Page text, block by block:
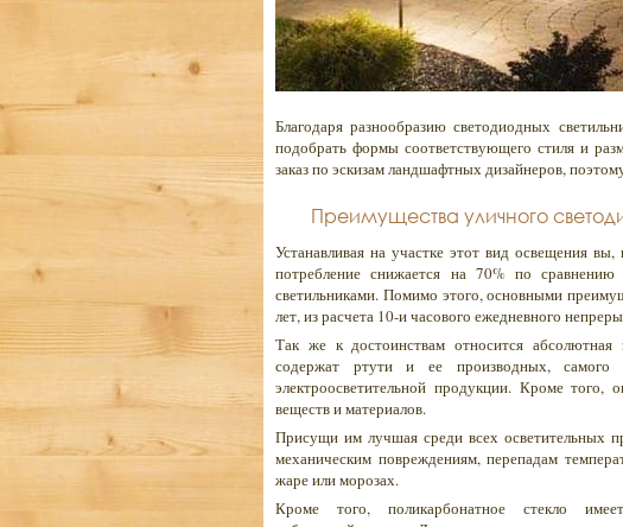
Благодаря разнообразию светодиодных
подобрать формы соответствующего стиля и
заказ по эскизам ландшафтных дизайнеров,
Преимущества уличного
Устанавливая на участке этот вид освещения
потребление снижается на 70% по
светильниками. Помимо этого, основными
лет, из расчета 10-и часового ежедневного
Так же к достоинствам относится абсолютная
содержат ртути и ее производных, самого
электроосветительной продукции. Кроме
веществ и материалов.
Присущи им лучшая среди всех осветительных
механическим повреждениям, перепадам
жаре или морозах.
Кроме того, поликарбонатное стекло